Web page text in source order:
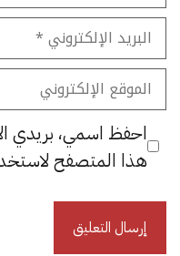
البريد
الإلكتروني
الموقع
الإلكتروني
احفظ اسمي، بريدي
هذا المتصفح